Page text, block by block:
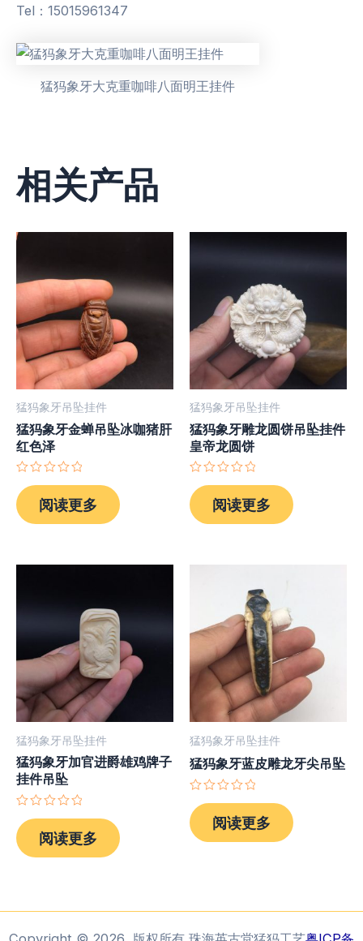
Tel：15015961347
猛犸象牙大克重咖啡八面明王挂件
相关产品
猛犸象牙吊坠挂件
猛犸象牙金蝉吊坠冰咖猪肝
红色泽
评
分
0
&sol;
阅读更多
猛犸象牙吊坠挂件
猛犸象牙雕龙圆饼吊坠挂件
皇帝龙圆饼
评
分
0
&sol;
阅读更多
猛犸象牙吊坠挂件
猛犸象牙加官进爵雄鸡牌子
挂件吊坠
分
0
&sol;
阅读更多
猛犸象牙吊坠挂件
猛犸象牙蓝皮雕龙牙尖吊坠
分
0
&sol;
阅读更多